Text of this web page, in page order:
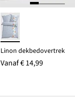
Linon dekbedovertrek
Vanaf€ 14,99